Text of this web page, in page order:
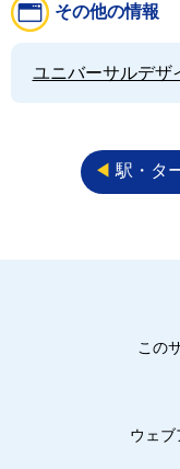
その他の情報
ユニバーサルデザ
◀︎ 駅・タ
この
ウェブ